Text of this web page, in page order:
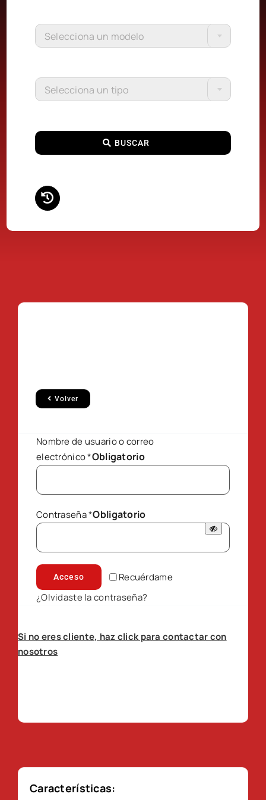
Selecciona un modelo
Selecciona un tipo
BUSCAR
Volver
Nombre de usuario o correo
electrónico*Obligatorio
Contraseña*Obligatorio
Recuérdame
Acceso
¿Olvidaste la contraseña?
Si no eres cliente, haz click para contactar con
nosotros
Características: